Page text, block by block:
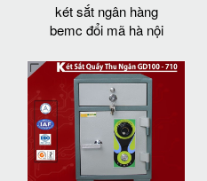
két sắt ngân hàng
bemc đổi mã hà nội